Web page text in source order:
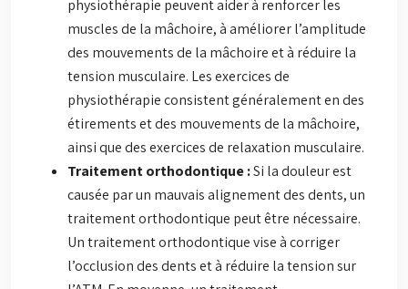
physiothérapie peuvent aider à renforcer les
muscles de la mâchoire, à améliorer l’amplitude
des mouvements de la mâchoire et à réduire la
tension musculaire. Les exercices de
physiothérapie consistent généralement en des
étirements et des mouvements de la mâchoire,
ainsi que des exercices de relaxation musculaire.
Traitement orthodontique :Si la douleur est
causée par un mauvais alignement des dents, un
traitement orthodontique peut être nécessaire.
Un traitement orthodontique vise à corriger
l’occlusion des dents et à réduire la tension sur